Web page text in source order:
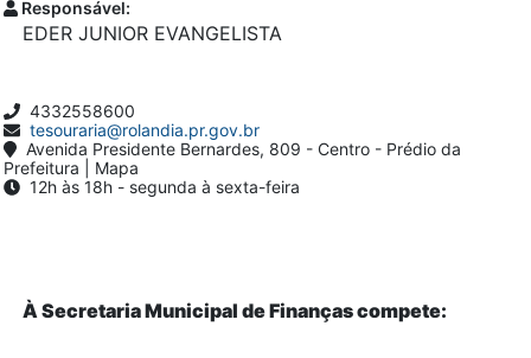
Responsável:
EDER JUNIOR EVANGELISTA
4332558600
tesouraria@rolandia.pr.gov.br
Avenida Presidente Bernardes, 809 - Centro - Prédio da
Prefeitura | Mapa
12h às 18h - segunda à sexta-feira
À Secretaria Municipal de Finanças compete: